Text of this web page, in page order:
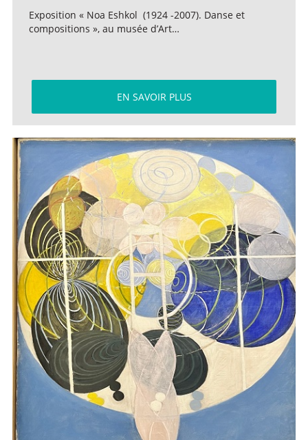
Exposition « Noa Eshkol (1924 -2007). Danse et
compositions », au musée d’Art…
EN SAVOIR PLUS